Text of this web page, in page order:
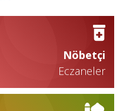
Nöbetçi
Eczaneler